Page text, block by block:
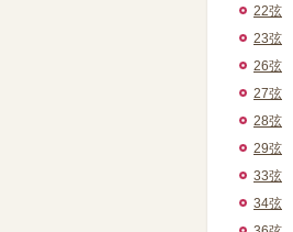
22弦
23弦
26弦
27弦
28弦
29弦
33弦
34弦